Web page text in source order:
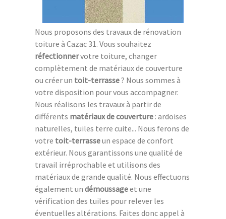
Nous proposons des travaux de rénovation
toiture à Cazac 31. Vous souhaitez
réfectionnervotre toiture, changer
complètement de matériaux de couverture
ou créer un toit-terrasse? Nous sommes à
votre disposition pour vous accompagner.
Nous réalisons les travaux à partir de
différents matériaux de couverture : ardoises
naturelles, tuiles terre cuite... Nous ferons de
votre toit-terrasseun espace de confort
extérieur. Nous garantissons une qualité de
travail irréprochable et utilisons des
matériaux de grande qualité. Nous effectuons
également un démoussageet une
vérification des tuiles pour relever les
éventuelles altérations. Faites donc appel à